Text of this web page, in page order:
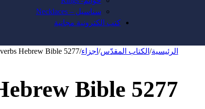
سناسيل – Necklaces
كتب الكترونية مجانية
الرئيسية/ الكتاب المقدّس/ اجزاء/
Hebrew Bible 5277
Bible 5277